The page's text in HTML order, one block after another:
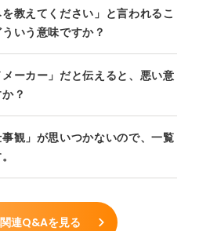
教えてください」と言われるこ
いう意味ですか？
ーカー」だと伝えると、悪い意
？
観」が思いつかないので、一覧
連Q&Aを見る